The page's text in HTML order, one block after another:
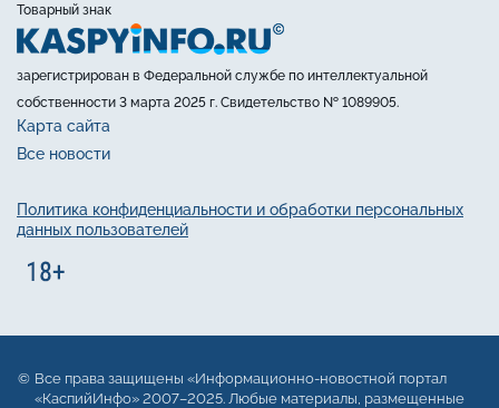
Товарный знак
зарегистрирован в Федеральной службе по интеллектуальной
собственности 3 марта 2025 г. Свидетельство № 1089905.
Карта сайта
Все новости
Политика конфиденциальности и обработки персональных
данных пользователей
Все права защищены «Информационно-новостной портал
«КаспийИнфо» 2007–2025. Любые материалы, размещенные